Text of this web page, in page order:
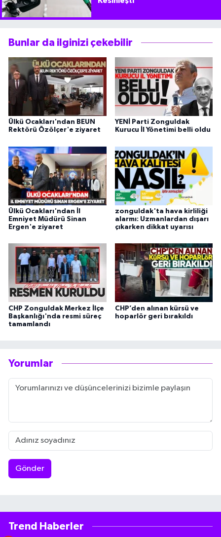
Bunlar da ilginizi çekebilir
Ülkü Ocakları'ndan BEUN
Rektörü Özölçer'e ziyaret
YENİ Parti Zonguldak
Kurucu İl Yönetimi belli oldu
Ülkü Ocakları'ndan İl
Emniyet Müdürü Sinan
Ergen'e ziyaret
zonguldak'ta hava kirliliği
alarmı: Uzmanlardan dışarı
çıkarken dikkat uyarısı
CHP Zonguldak Merkez İlçe
Başkanlığı'nda resmi süreç
tamamlandı
CHP’den alınan kürsü ve
hoparlör geri bırakıldı
Yorumlar
Gönder
Trend Haberler